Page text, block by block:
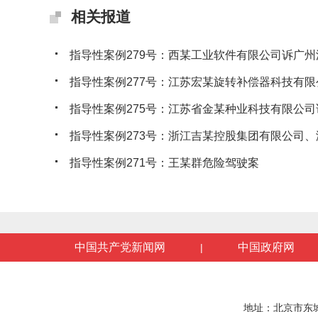
相关报道
指导性案例279号：西某工业软件有限公司诉广
指导性案例277号：江苏宏某旋转补偿器科技有
指导性案例275号：江苏省金某种业科技有限公
指导性案例273号：浙江吉某控股集团有限公司
指导性案例271号：王某群危险驾驶案
中国共产党新闻网 | 中国政府网
地址：北京市东